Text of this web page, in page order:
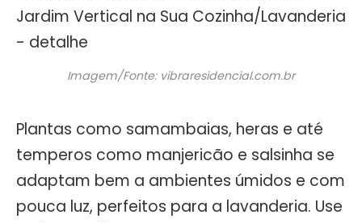
Imagem/Fonte: vibraresidencial.com.br
Plantas como samambaias, heras e até
temperos como manjericão e salsinha se
adaptam bem a ambientes úmidos e com
pouca luz, perfeitos para a lavanderia. Use